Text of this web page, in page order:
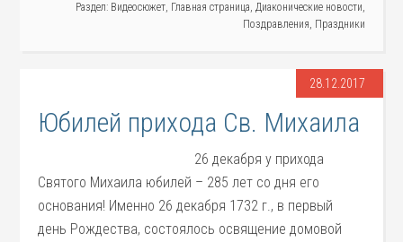
Раздел: Видеосюжет, Главная страница, Диаконические новости,
Поздравления, Праздники
28.12.2017
Юбилей прихода Св. Михаила
26 декабря у прихода
Святого Михаила юбилей – 285 лет со дня его
основания! Именно 26 декабря 1732 г., в первый
день Рождества, состоялось освящение домовой